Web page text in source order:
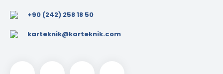
+90 (242) 258 18 50
karteknik@karteknik.com